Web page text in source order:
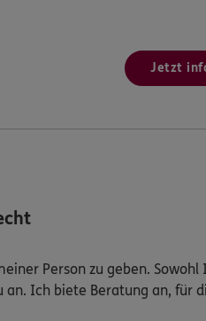
Jetzt
Person zu geben. Sowohl
an. Ich biete Beratung an, für